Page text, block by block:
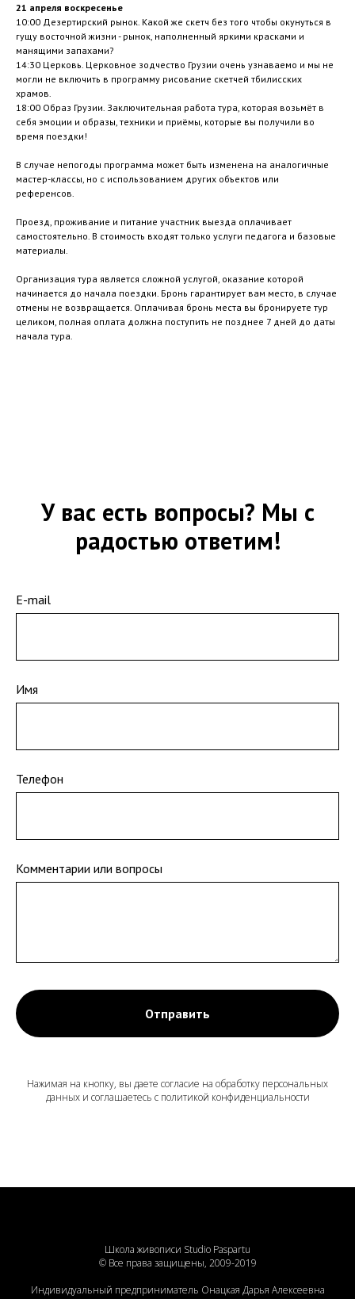
21 апреля воскресенье
10:00 Дезертирский рынок. Какой же скетч без того чтобы окунуться в
гущу восточной жизни - рынок, наполненный яркими красками и
манящими запахами?
14:30 Церковь. Церковное зодчество Грузии очень узнаваемо и мы не
могли не включить в программу рисование скетчей тбилисских
храмов.
18:00 Образ Грузии. Заключительная работа тура, которая возьмёт в
себя эмоции и образы, техники и приёмы, которые вы получили во
время поездки!
В случае непогоды программа может быть изменена на аналогичные
мастер-классы, но с использованием других объектов или
референсов.
Проезд, проживание и питание участник выезда оплачивает
самостоятельно. В стоимость входят только услуги педагога и базовые
материалы.
Организация тура является сложной услугой, оказание которой
начинается до начала поездки. Бронь гарантирует вам место, в случае
отмены не возвращается. Оплачивая бронь места вы бронируете тур
целиком, полная оплата должна поступить не позднее 7 дней до даты
начала тура.
У вас есть вопросы? Мы с
радостью ответим!
E-mail
Имя
Телефон
Комментарии или вопросы
Отправить
Нажимая на кнопку, вы даете согласие на обработку персональных
данных и соглашаетесь c политикой конфиденциальности
Школа живописи Studio Paspartu
© Все права защищены, 2009-2019
Индивидуальный предприниматель Онацкая Дарья Алексеевна